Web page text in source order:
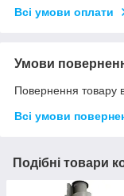
Всі умови оплати
Умови
Повернення товару
Всі умови
Подібні товари